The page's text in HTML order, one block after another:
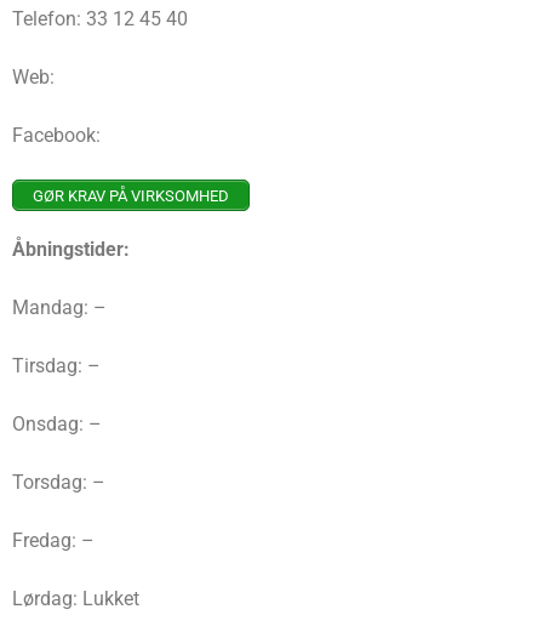
Telefon: 33 12 45 40
Web:
Facebook:
GØR KRAV PÅ VIRKSOMHED
Åbningstider:
Mandag: –
Tirsdag: –
Onsdag: –
Torsdag: –
Fredag: –
Lørdag: Lukket